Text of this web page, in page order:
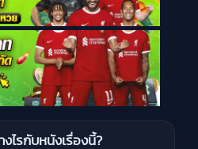
ไรกับหนังเรื่องนี้?